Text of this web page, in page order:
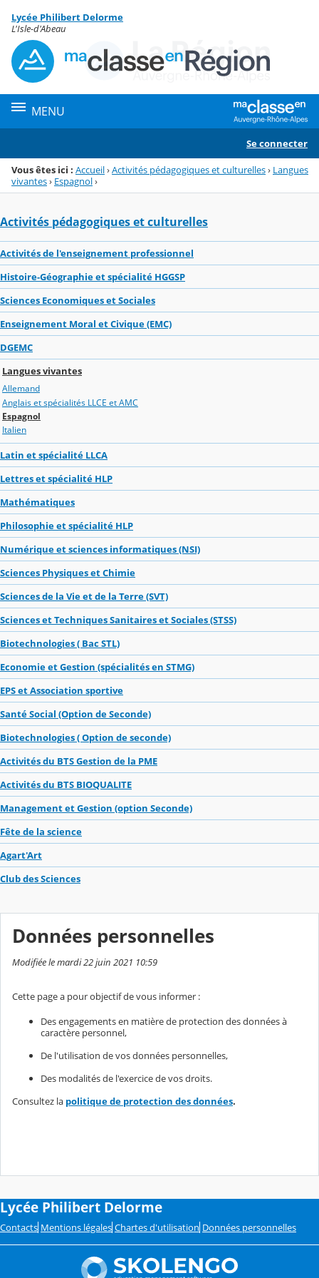
Menu de la rubrique
Contenu
Lycée Philibert Delorme
L'Isle-d'Abeau
MENU
Se connecter
Vous êtes ici : Accueil›Activités pédagogiques et culturelles› Langues
vivantes› Espagnol›
Activités pédagogiques et culturelles
Activités de l'enseignement professionnel
Histoire-Géographie et spécialité HGGSP
Sciences Economiques et Sociales
Enseignement Moral et Civique (EMC)
DGEMC
Langues vivantes
Allemand
Anglais et spécialités LLCE et AMC
Espagnol
Italien
Latin et spécialité LLCA
Lettres et spécialité HLP
Mathématiques
Philosophie et spécialité HLP
Numérique et sciences informatiques (NSI)
Sciences Physiques et Chimie
Sciences de la Vie et de la Terre (SVT)
Sciences et Techniques Sanitaires et Sociales (STSS)
Biotechnologies ( Bac STL)
Economie et Gestion (spécialités en STMG)
EPS et Association sportive
Santé Social (Option de Seconde)
Biotechnologies ( Option de seconde)
Activités du BTS Gestion de la PME
Activités du BTS BIOQUALITE
Management et Gestion (option Seconde)
Fête de la science
Agart'Art
Club des Sciences
Données personnelles
Modifiée le mardi 22 juin 2021 10:59
Cette page a pour objectif de vous informer :
Des engagements en matière de protection des données à
caractère personnel,
De l'utilisation de vos données personnelles,
Des modalités de l'exercice de vos droits.
Consultez la politique de protection des données.
Lycée Philibert Delorme
Contacts Mentions légales Chartes d'utilisation Données personnelles